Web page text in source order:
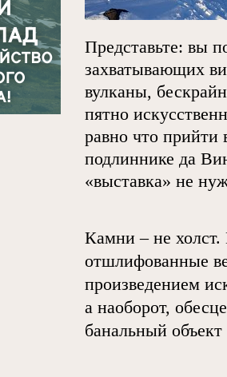
Представьте: вы
захватывающих
вулканы,
пятно
равно что прийти
подлиннике да
«выставка» не
Камни – не холст.
отшлифованные
произведением
а наоборот,
банальный